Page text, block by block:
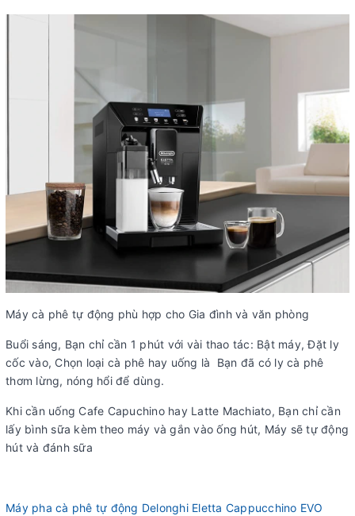
Máy cà phê tự động phù hợp cho Gia đình và văn phòng
Buổi sáng, Bạn chỉ cần 1 phút với vài thao tác: Bật máy, Đặt ly
cốc vào, Chọn loại cà phê hay uống là Bạn đã có ly cà phê
thơm lừng, nóng hổi để dùng.
Khi cần uống Cafe Capuchino hay Latte Machiato, Bạn chỉ cần
lấy bình sữa kèm theo máy và gắn vào ống hút, Máy sẽ tự động
hút và đánh sữa
Máy pha cà phê tự động Delonghi Eletta Cappucchino EVO